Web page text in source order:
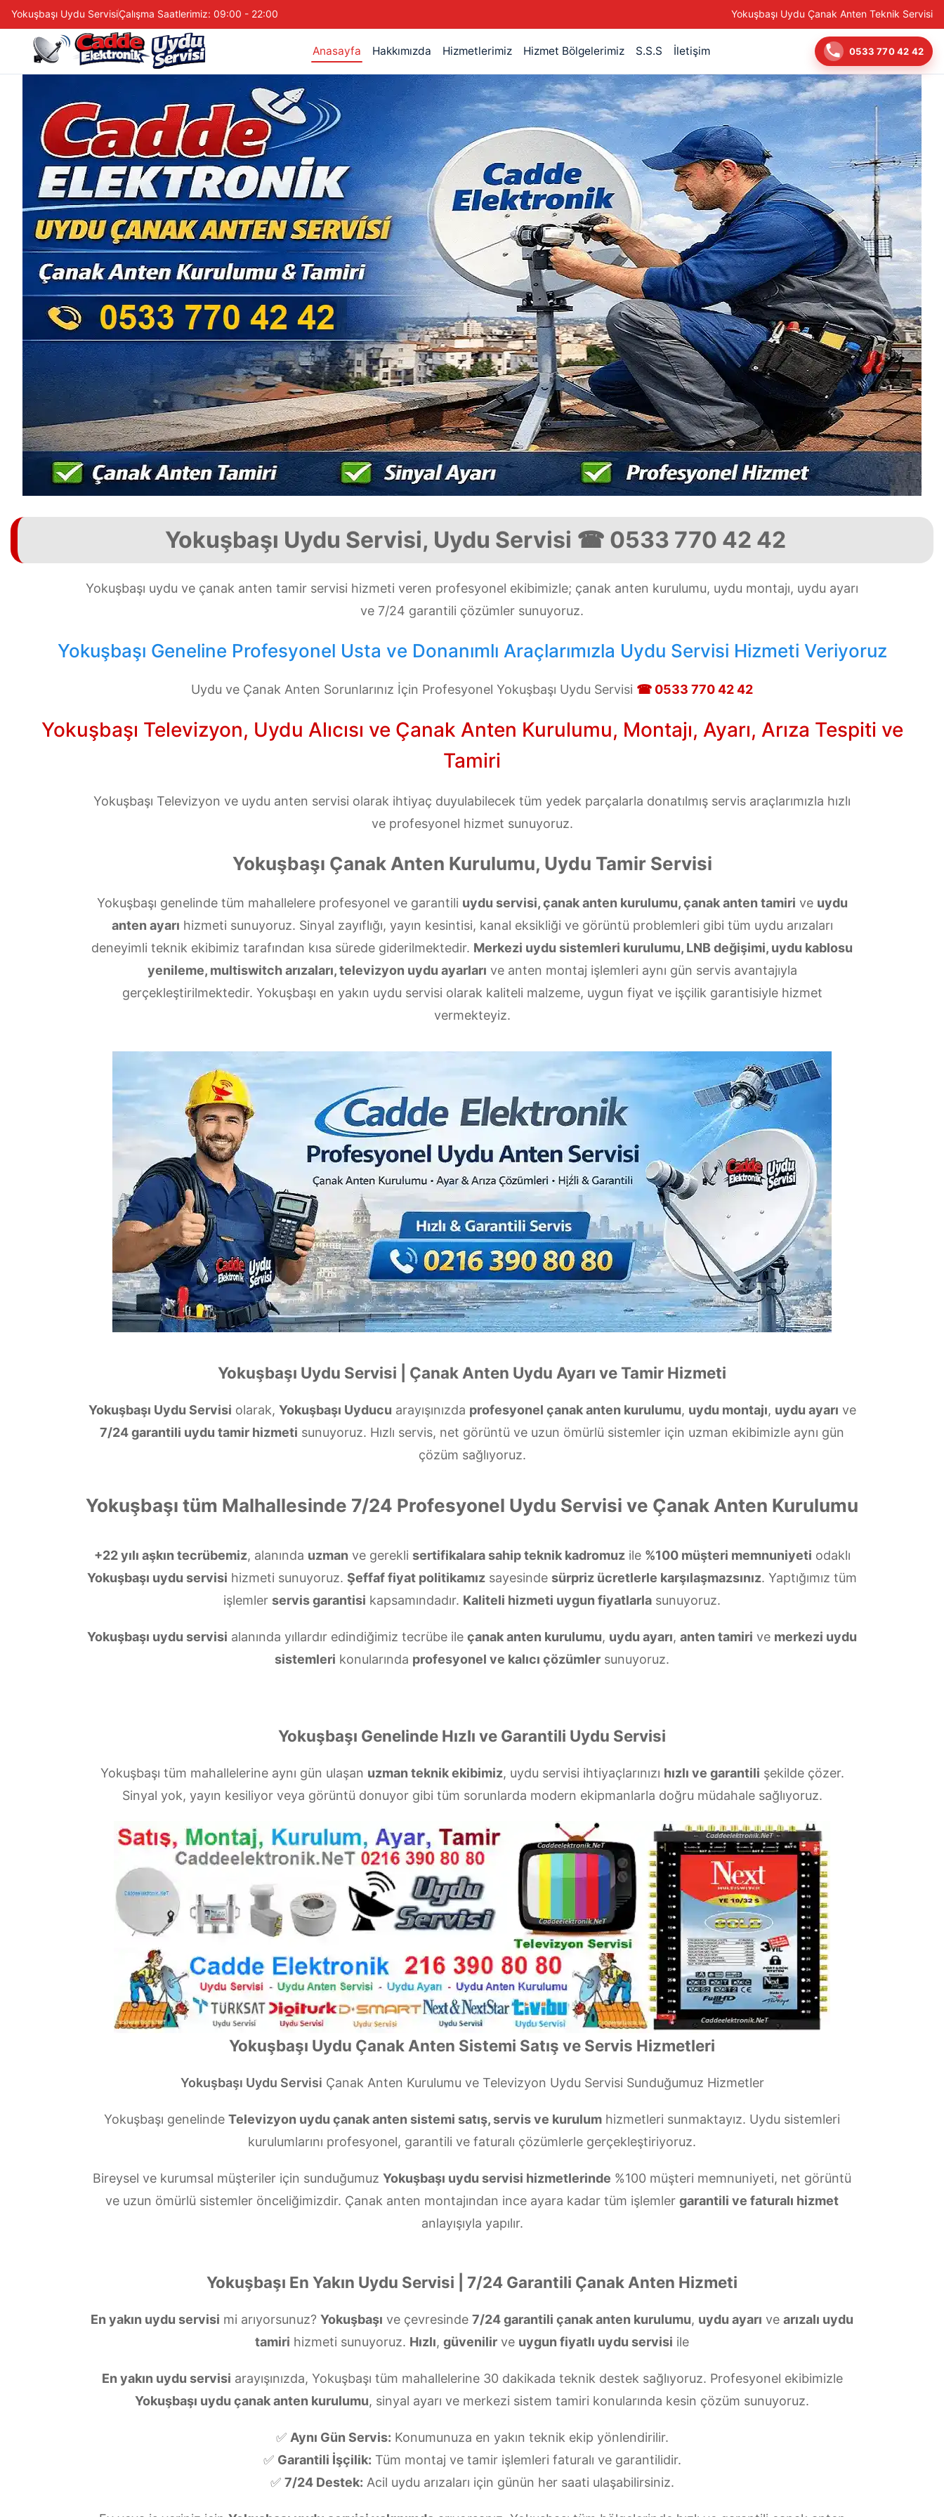
Yokuşbaşı Uydu ServisiÇalışma Saatlerimiz: 09:00 - 22:00 Yokuşbaşı Uydu Çanak Anten Teknik Servisi
Anasayfa Hakkımızda Hizmetlerimiz Hizmet Bölgelerimiz S.S.S İletişim 0533 770 42 42
Yokuşbaşı Uydu Servisi, Uydu Servisi ☎ 0533 770 42 42
Yokuşbaşı uydu ve çanak anten tamir servisi hizmeti veren profesyonel ekibimizle; çanak anten kurulumu, uydu montajı, uydu ayarı
ve 7/24 garantili çözümler sunuyoruz.
Yokuşbaşı Geneline Profesyonel Usta ve Donanımlı Araçlarımızla Uydu Servisi Hizmeti Veriyoruz
Uydu ve Çanak Anten Sorunlarınız İçin Profesyonel Yokuşbaşı Uydu Servisi ☎ 0533 770 42 42
Yokuşbaşı Televizyon, Uydu Alıcısı ve Çanak Anten Kurulumu, Montajı, Ayarı, Arıza Tespiti ve
Tamiri
Yokuşbaşı Televizyon ve uydu anten servisi olarak ihtiyaç duyulabilecek tüm yedek parçalarla donatılmış servis araçlarımızla hızlı
ve profesyonel hizmet sunuyoruz.
Yokuşbaşı Çanak Anten Kurulumu, Uydu Tamir Servisi
Yokuşbaşı genelinde tüm mahallelere profesyonel ve garantili uydu servisi, çanak anten kurulumu, çanak anten tamiri ve uydu
anten ayarı hizmeti sunuyoruz. Sinyal zayıflığı, yayın kesintisi, kanal eksikliği ve görüntü problemleri gibi tüm uydu arızaları
deneyimli teknik ekibimiz tarafından kısa sürede giderilmektedir. Merkezi uydu sistemleri kurulumu, LNB değişimi, uydu kablosu
yenileme, multiswitch arızaları, televizyon uydu ayarları ve anten montaj işlemleri aynı gün servis avantajıyla
gerçekleştirilmektedir. Yokuşbaşı en yakın uydu servisi olarak kaliteli malzeme, uygun fiyat ve işçilik garantisiyle hizmet
vermekteyiz.
Yokuşbaşı Uydu Servisi | Çanak Anten Uydu Ayarı ve Tamir Hizmeti
Yokuşbaşı Uydu Servisi olarak, Yokuşbaşı Uyducu arayışınızda profesyonel çanak anten kurulumu, uydu montajı, uydu ayarı ve
7/24 garantili uydu tamir hizmeti sunuyoruz. Hızlı servis, net görüntü ve uzun ömürlü sistemler için uzman ekibimizle aynı gün
çözüm sağlıyoruz.
Yokuşbaşı tüm Malhallesinde 7/24 Profesyonel Uydu Servisi ve Çanak Anten Kurulumu
+22 yılı aşkın tecrübemiz, alanında uzman ve gerekli sertifikalara sahip teknik kadromuzile %100 müşteri memnuniyeti odaklı
Yokuşbaşı uydu servisi hizmeti sunuyoruz. Şeffaf fiyat politikamız sayesinde sürpriz ücretlerle karşılaşmazsınız. Yaptığımız tüm
işlemler servis garantisi kapsamındadır. Kaliteli hizmeti uygun fiyatlarla sunuyoruz.
Yokuşbaşı uydu servisi alanında yıllardır edindiğimiz tecrübe ile çanak anten kurulumu, uydu ayarı, anten tamiri ve merkezi uydu
sistemleri konularında profesyonel ve kalıcı çözümler sunuyoruz.
Yokuşbaşı Genelinde Hızlı ve Garantili Uydu Servisi
Yokuşbaşı tüm mahallelerine aynı gün ulaşan uzman teknik ekibimiz, uydu servisi ihtiyaçlarınızı hızlı ve garantili şekilde çözer.
Sinyal yok, yayın kesiliyor veya görüntü donuyor gibi tüm sorunlarda modern ekipmanlarla doğru müdahale sağlıyoruz.
Yokuşbaşı Uydu Çanak Anten Sistemi Satış ve Servis Hizmetleri
Yokuşbaşı Uydu Servisi Çanak Anten Kurulumu ve Televizyon Uydu Servisi Sunduğumuz Hizmetler
Yokuşbaşı genelinde Televizyon uydu çanak anten sistemi satış, servis ve kurulum hizmetleri sunmaktayız. Uydu sistemleri
kurulumlarını profesyonel, garantili ve faturalı çözümlerle gerçekleştiriyoruz.
Bireysel ve kurumsal müşteriler için sunduğumuz Yokuşbaşı uydu servisi hizmetlerinde %100 müşteri memnuniyeti, net görüntü
ve uzun ömürlü sistemler önceliğimizdir. Çanak anten montajından ince ayara kadar tüm işlemler garantili ve faturalı hizmet
anlayışıyla yapılır.
Yokuşbaşı En Yakın Uydu Servisi | 7/24 Garantili Çanak Anten Hizmeti
En yakın uydu servisi mi arıyorsunuz? Yokuşbaşı ve çevresinde 7/24 garantili çanak anten kurulumu, uydu ayarı ve arızalı uydu
tamiri hizmeti sunuyoruz. Hızlı, güvenilir ve uygun fiyatlı uydu servisi ile
En yakın uydu servisi arayışınızda, Yokuşbaşı tüm mahallelerine 30 dakikada teknik destek sağlıyoruz. Profesyonel ekibimizle
Yokuşbaşı uydu çanak anten kurulumu, sinyal ayarı ve merkezi sistem tamiri konularında kesin çözüm sunuyoruz.
✅ Aynı Gün Servis: Konumunuza en yakın teknik ekip yönlendirilir.
✅ Garantili İşçilik: Tüm montaj ve tamir işlemleri faturalı ve garantilidir.
✅ 7/24 Destek: Acil uydu arızaları için günün her saati ulaşabilirsiniz.